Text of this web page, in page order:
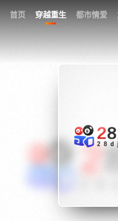
首页 穿越重生 都市情爱
我的观影记录
{if